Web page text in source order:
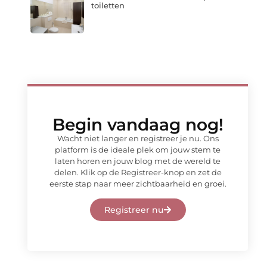
toiletten
Begin vandaag nog!
Wacht niet langer en registreer je nu. Ons
platform is de ideale plek om jouw stem te
laten horen en jouw blog met de wereld te
delen. Klik op de Registreer-knop en zet de
eerste stap naar meer zichtbaarheid en groei.
Registreer nu